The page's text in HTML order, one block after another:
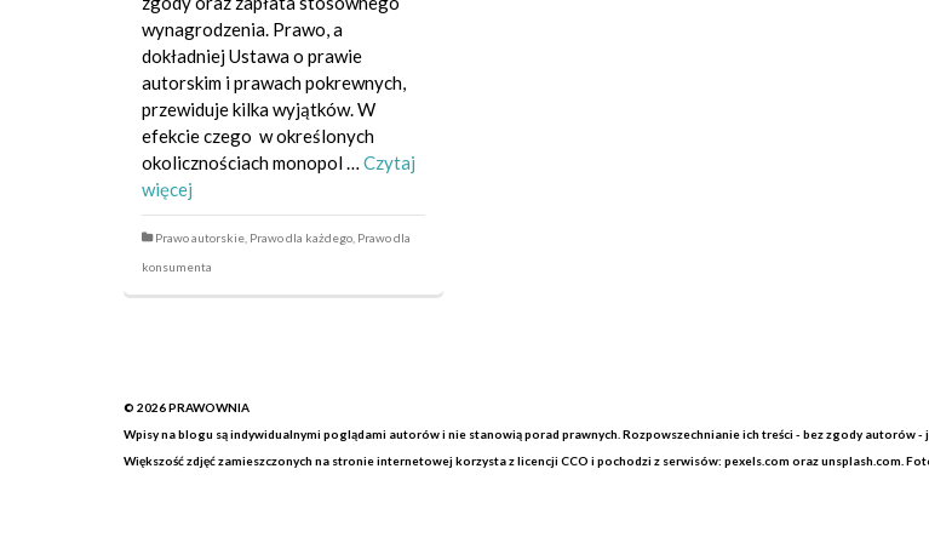
wynagrodzenia. Prawo, a
dokładniej Ustawa o prawie
autorskim i prawach pokrewnych,
przewiduje kilka wyjątków. W
efekcie czego w określonych
okolicznościach monopol … Czytaj
więcej
Prawo autorskie Prawo dla każdego Prawo dla
konsumenta
© 2026PRAWOWNIA
Wpisy na blogu są indywidualnymi poglądami autorów i nie stanowią porad prawnych. Rozpowszechnianie ich treści - bez zgody autorów -
Większość zdjęć zamieszczonych na stronie internetowej korzysta z licencji CCO i pochodzi z serwisów: pexels.com oraz unsplash.com.